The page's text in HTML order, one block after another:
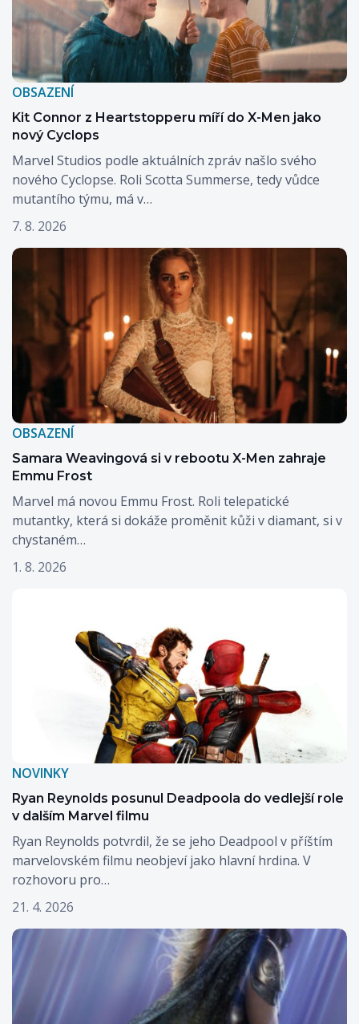
OBSAZENÍ
Kit Connor z Heartstopperu míří do X-Men jako
nový Cyclops
Marvel Studios podle aktuálních zpráv našlo svého
nového Cyclopse. Roli Scotta Summerse, tedy vůdce
mutantího týmu, má v…
7. 8. 2026
OBSAZENÍ
Samara Weavingová si v rebootu X-Men zahraje
Emmu Frost
Marvel má novou Emmu Frost. Roli telepatické
mutantky, která si dokáže proměnit kůži v diamant, si v
chystaném…
1. 8. 2026
NOVINKY
Ryan Reynolds posunul Deadpoola do vedlejší role
v dalším Marvel filmu
Ryan Reynolds potvrdil, že se jeho Deadpool v příštím
marvelovském filmu neobjeví jako hlavní hrdina. V
rozhovoru pro…
21. 4. 2026